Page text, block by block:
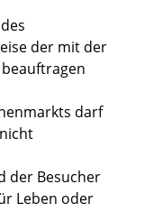
der mit der
darf
der Besucher
Leben oder